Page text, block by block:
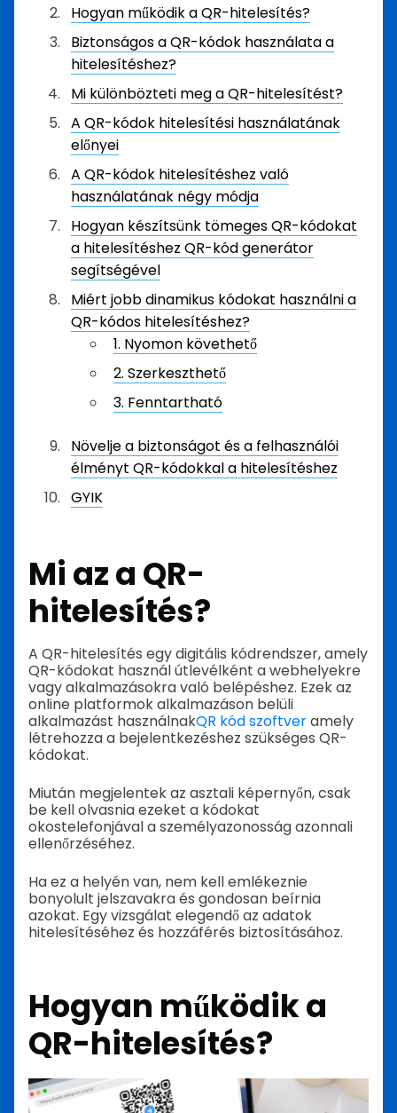
Hogyan működik a QR-hitelesítés?
Biztonságos a QR-kódok használata a
hitelesítéshez?
Mi különbözteti meg a QR-hitelesítést?
A QR-kódok hitelesítési használatának
előnyei
A QR-kódok hitelesítéshez való
használatának négy módja
Hogyan készítsünk tömeges QR-kódokat
a hitelesítéshez QR-kód generátor
segítségével
Miért jobb dinamikus kódokat használni a
QR-kódos hitelesítéshez?
1. Nyomon követhető
2. Szerkeszthető
3. Fenntartható
Növelje a biztonságot és a felhasználói
élményt QR-kódokkal a hitelesítéshez
GYIK
Mi az a QR-
hitelesítés?
A QR-hitelesítés egy digitális kódrendszer, amely
QR-kódokat használ útlevélként a webhelyekre
vagy alkalmazásokra való belépéshez. Ezek az
online platformok alkalmazáson belüli
alkalmazást használnakQR kód szoftveramely
létrehozza a bejelentkezéshez szükséges QR-
kódokat.
Miután megjelentek az asztali képernyőn, csak
be kell olvasnia ezeket a kódokat
okostelefonjával a személyazonosság azonnali
ellenőrzéséhez.
Ha ez a helyén van, nem kell emlékeznie
bonyolult jelszavakra és gondosan beírnia
azokat. Egy vizsgálat elegendő az adatok
hitelesítéséhez és hozzáférés biztosításához.
Hogyan működik a
QR-hitelesítés?